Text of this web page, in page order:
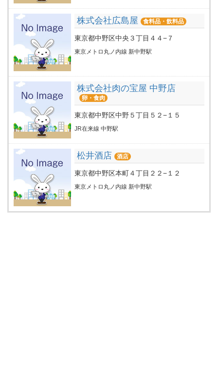
株式会社広島屋 食料品・飲料品
東京都中野区中央３丁目４４−７
東京メトロ丸ノ内線 新中野駅
株式会社肉の宝屋 中野店
卵・食肉
東京都中野区中野５丁目５２−１５
JR在来線 中野駅
松井酒店 酒店
東京都中野区本町４丁目２２−１２
東京メトロ丸ノ内線 新中野駅